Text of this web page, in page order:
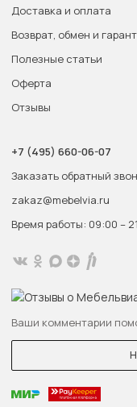
Доставка и оплата
Возврат, обмен и
Полезные статьи
Оферта
Отзывы
+7 (495) 660-06-07
Заказать обратный
zakaz@mebelvia.ru
Время работы: 09:00 –
Ваши комментарии